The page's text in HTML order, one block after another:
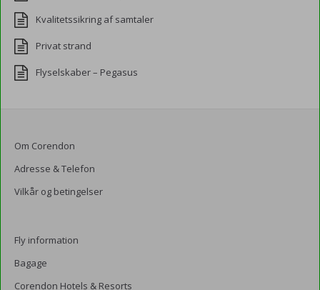
Kvalitetssikring af samtaler
Privat strand
Flyselskaber – Pegasus
Om Corendon
Adresse & Telefon
Vilkår og betingelser
Fly information
Bagage
Corendon Hotels & Resorts